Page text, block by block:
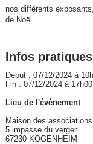
nos différents
de Noël.
Infos pratiques
Début : 07/12/2024 à
Fin : 07/12/2024 à 17h00
Lieu de l'évènement:
Maison des
5 impasse du verger
67230 KOGENHEIM